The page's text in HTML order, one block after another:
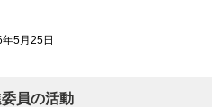
5月25日
委員の活動